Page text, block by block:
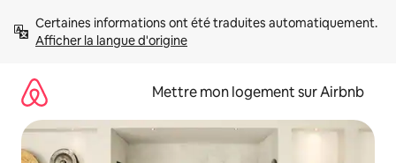
directement
Afficher la langue d'origine
Mettre mon logement sur Airbnb